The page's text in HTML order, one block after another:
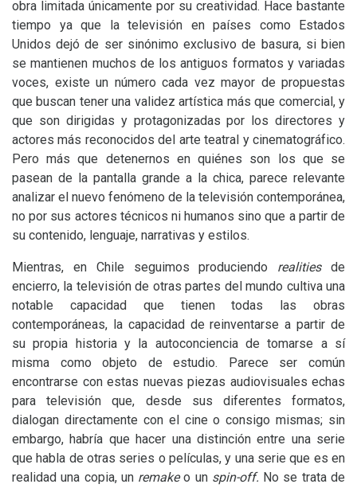
obra limitada únicamente por su creatividad. Hace bastante
tiempo ya que la televisión en países como Estados
Unidos dejó de ser sinónimo exclusivo de basura, si bien
se mantienen muchos de los antiguos formatos y variadas
voces, existe un número cada vez mayor de propuestas
que buscan tener una validez artística más que comercial, y
que son dirigidas y protagonizadas por los directores y
actores más reconocidos del arte teatral y cinematográfico.
Pero más que detenernos en quiénes son los que se
pasean de la pantalla grande a la chica, parece relevante
analizar el nuevo fenómeno de la televisión contemporánea,
no por sus actores técnicos ni humanos sino que a partir de
su contenido, lenguaje, narrativas y estilos.
Mientras, en Chile seguimos produciendo realitiesde
encierro, la televisión de otras partes del mundo cultiva una
notable capacidad que tienen todas las obras
contemporáneas, la capacidad de reinventarse a partir de
su propia historia y la autoconciencia de tomarse a sí
misma como objeto de estudio. Parece ser común
encontrarse con estas nuevas piezas audiovisuales echas
para televisión que, desde sus diferentes formatos,
dialogan directamente con el cine o consigo mismas; sin
embargo, habría que hacer una distinción entre una serie
que habla de otras series o películas, y una serie que es en
realidad una copia, un remakeo un spin-off. No se trata de